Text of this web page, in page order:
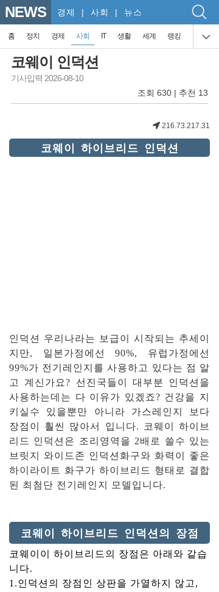
NEWS 경제 | 사회 | 뉴스
홈 정치 경제 사회 IT 생활 세계 랭킹
코웨이 인덕션
기사입력 2026-08-10
조회 630 | 추천 13
216.73.217.31
코웨이 하이브리드 인덕션
인덕션 우리나라는 보급이 시작되는 추세이
지만, 일본가정에선 90%, 유럽가정에선
99%가 전기레인지를 사용하고 있다는 점 알
고 계신가요? 선진국들이 대부분 인덕션을
사용하는데는 다 이유가 있겠죠? 건강을 지
키실수 있을뿐만 아니라 가스레인지 보다
장점이 훨씬 많아서 입니다. 코웨이 하이브
리드 인덕션은 조리영역을 2배로 쓸수 있는
브릿지 와이드존 인덕션화구와 화력이 좋은
하이라이트 화구가 하이브리드 형태로 결합
된 최첨단 전기레인지 모델입니다.
코웨이 하이브리드 인덕션의 장점
코웨이이 하이브리드의 장점은 아래와 같습
니다.
1.인덕션의 장점인 상판을 가열하지 않고,